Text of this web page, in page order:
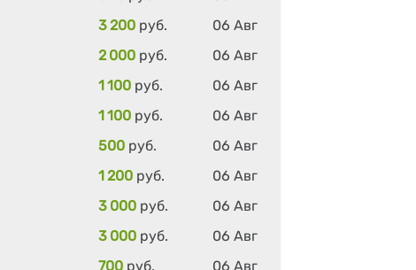
3 200 руб.
06 Авг
2 000 руб.
06 Авг
1 100 руб.
06 Авг
1 100 руб.
06 Авг
500 руб.
06 Авг
1 200 руб.
06 Авг
3 000 руб.
06 Авг
3 000 руб.
06 Авг
700 руб. 06 Авг